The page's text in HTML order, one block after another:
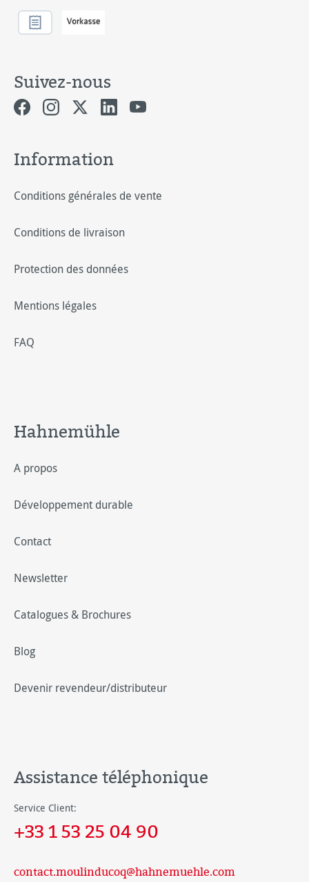
Suivez-nous
Information
Conditions générales de vente
Conditions de livraison
Protection des données
Mentions légales
FAQ
Hahnemühle
A propos
Développement durable
Contact
Newsletter
Catalogues & Brochures
Blog
Devenir revendeur/distributeur
Assistance téléphonique
Service Client:
+33 1 53 25 04 90
contact.moulinducoq@hahnemuehle.com